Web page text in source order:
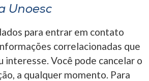
Unoesc
para entrar em contato
correlacionadas que
interesse. Você pode cancelar o
a qualquer momento. Para